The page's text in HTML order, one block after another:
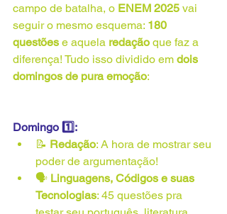
campo de batalha, o ENEM 2025 vai
seguir o mesmo esquema: 180
questões e aquela redação que faz a
diferença! Tudo isso dividido em dois
domingos de pura emoção:
Domingo 1️⃣:
📝 Redação: A hora de mostrar seu
poder de argumentação!
🗣️ Linguagens, Códigos e suas
Tecnologias: 45 questões pra